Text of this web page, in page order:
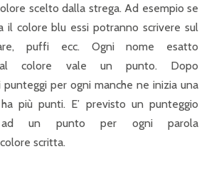
scelto dalla strega. Ad esempio se
il colore blu essi potranno scrivere sul
puffi ecc. Ogni nome esatto
al colore vale un punto. Dopo
punteggi per ogni manche ne inizia una
più punti. E’ previsto un punteggio
ad un punto per ogni parola
scritta.